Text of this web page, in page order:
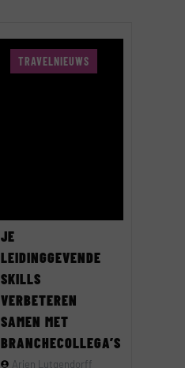
TRAVELNIEUWS
JE
LEIDINGGEVENDE
SKILLS
VERBETEREN
SAMEN MET
BRANCHECOLLEGA’S
Arjen Lutgendorff